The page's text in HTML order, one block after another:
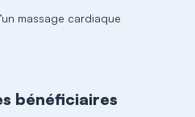
massage cardiaque
bénéficiaires